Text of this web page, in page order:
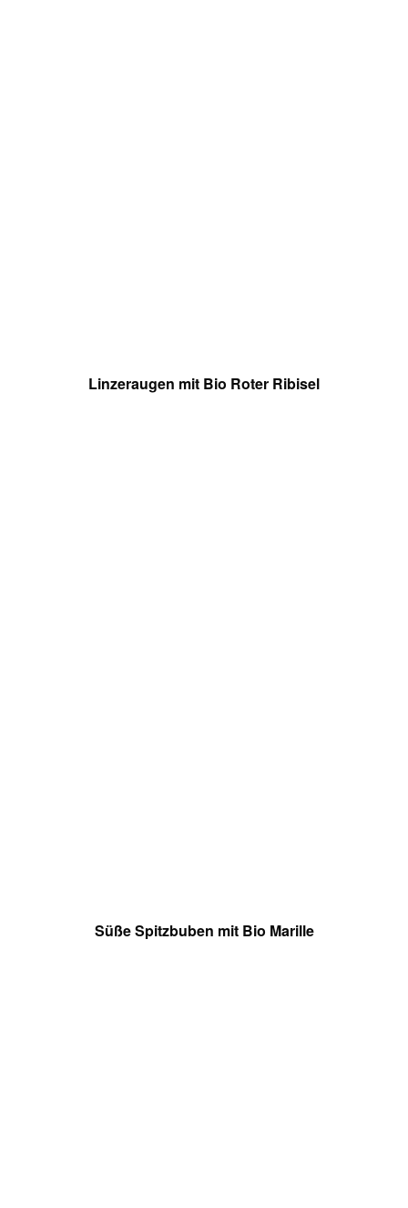
Linzeraugen mit Bio Roter Ribisel
Süße Spitzbuben mit Bio Marille